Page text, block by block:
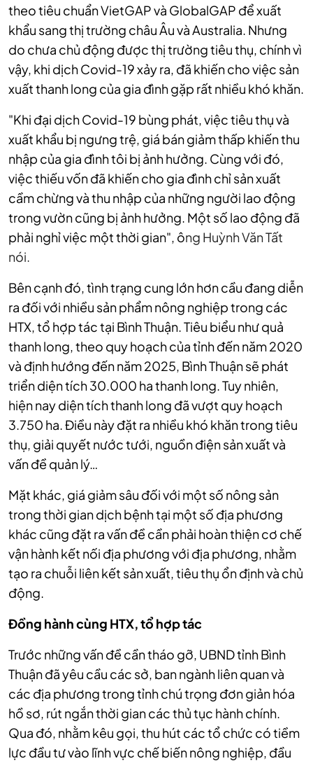
theo tiêu chuẩn VietGAP và GlobalGAP để xuất
khẩu sang thị trường châu Âu và Australia. Nhưng
do chưa chủ động được thị trường tiêu thụ, chính vì
vậy, khi dịch Covid-19 xảy ra, đã khiến cho việc sản
xuất thanh long của gia đình gặp rất nhiều khó khăn.
"Khi đại dịch Covid-19 bùng phát, việc tiêu thụ và
xuất khẩu bị ngưng trệ, giá bán giảm thấp khiến thu
nhập của gia đình tôi bị ảnh hưởng. Cùng với đó,
việc thiếu vốn đã khiến cho gia đình chỉ sản xuất
cầm chừng và thu nhập của những người lao động
trong vườn cũng bị ảnh hưởng. Một số lao động đã
phải nghỉ việc một thời gian", ông Huỳnh Văn Tất
nói.
Bên cạnh đó, tình trạng cung lớn hơn cầu đang diễn
ra đối với nhiều sản phẩm nông nghiệp trong các
HTX, tổ hợp tác tại Bình Thuận. Tiêu biểu như quả
thanh long, theo quy hoạch của tỉnh đến năm 2020
và định hướng đến năm 2025, Bình Thuận sẽ phát
triển diện tích 30.000 ha thanh long. Tuy nhiên,
hiện nay diện tích thanh long đã vượt quy hoạch
3.750 ha. Điều này đặt ra nhiều khó khăn trong tiêu
thụ, giải quyết nước tưới, nguồn điện sản xuất và
vấn đề quản lý…
Mặt khác, giá giảm sâu đối với một số nông sản
trong thời gian dịch bệnh tại một số địa phương
khác cũng đặt ra vấn đề cần phải hoàn thiện cơ chế
vận hành kết nối địa phương với địa phương, nhằm
tạo ra chuỗi liên kết sản xuất, tiêu thụ ổn định và chủ
động.
Đồng hành cùng HTX, tổ hợp tác
Trước những vấn đề cần tháo gỡ, UBND tỉnh Bình
Thuận đã yêu cầu các sở, ban ngành liên quan và
các địa phương trong tỉnh chú trọng đơn giản hóa
hồ sơ, rút ngắn thời gian các thủ tục hành chính.
Qua đó, nhằm kêu gọi, thu hút các tổ chức có tiềm
lực đầu tư vào lĩnh vực chế biến nông nghiệp, đầu